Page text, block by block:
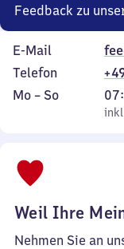
Feedback zu
E-Mail
Telefon
Montag
Mo – So,
inkl.
7
Weil Ihre
Nehmen Sie an